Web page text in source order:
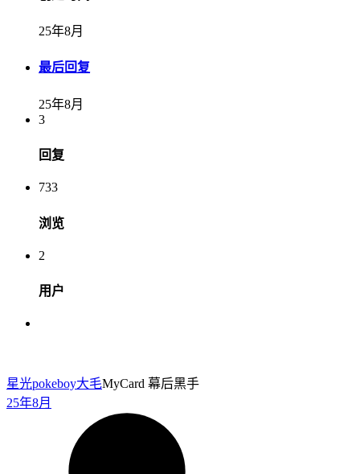
25年8月
最后回复
25年8月
3
回复
733
浏览
2
用户
星光pokeboy大毛MyCard 幕后黑手
25年8月